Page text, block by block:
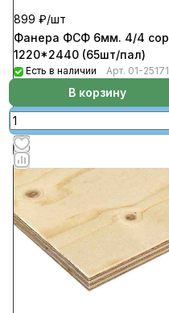
899 ₽/шт
Фанера ФСФ 6мм. 4/4 сорт
1220*2440 (65шт/пал)
Есть в наличии Арт. 01-25171
В корзину